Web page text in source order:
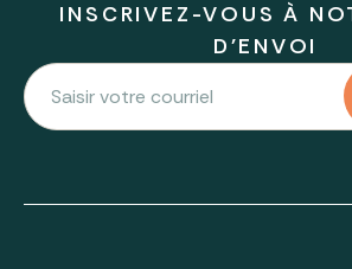
INSCRIVEZ-VOUS À
D'ENVOI